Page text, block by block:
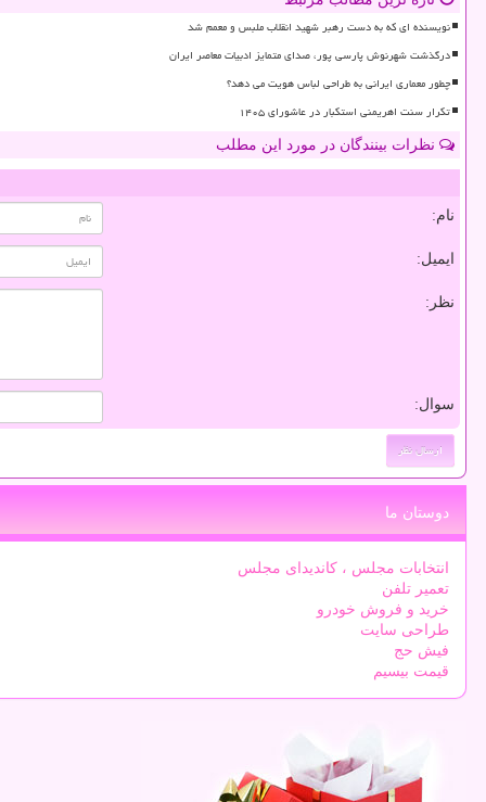
نویسنده ای که به دست رهبر شهید انقلاب ملبس و معمم شد
درگذشت شهرنوش پارسی پور، صدای متمایز ادبیات معاصر ایران
چطور معماری ایرانی به طراحی لباس هویت می دهد؟
تکرار سنت اهریمنی استکبار در عاشورای ۱۴۰۵
نظرات بینندگان در مورد این مطلب
نام:
ایمیل:
نظر:
سوال:
دوستان ما
انتخابات مجلس ، کاندیدای مجلس
تعمیر تلفن
خرید و فروش خودرو
طراحی سایت
فیش حج
قیمت بیسیم